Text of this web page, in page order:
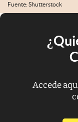
Fuente: Shutterstock
Accede